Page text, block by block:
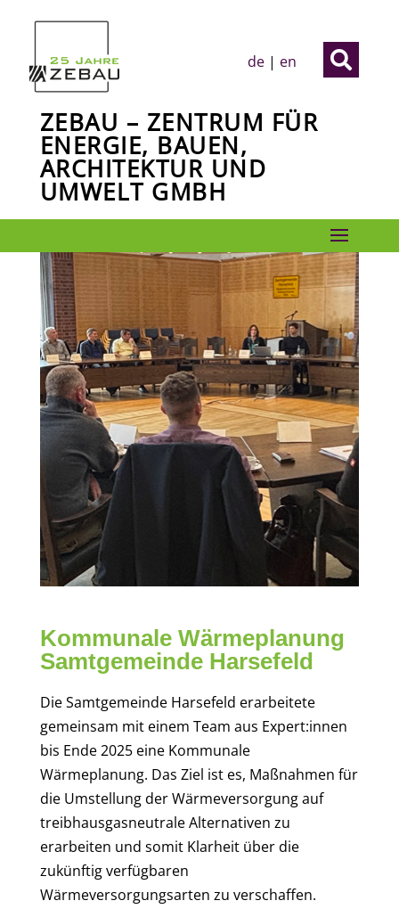

de | en
ZEBAU – ZENTRUM FÜR
ENERGIE, BAUEN,
ARCHITEKTUR UND
UMWELT GMBH
Kommunale Wärmeplanung
Samtgemeinde Harsefeld
Die Samtgemeinde Harsefeld erarbeitete
gemeinsam mit einem Team aus Expert:innen
bis Ende 2025 eine Kommunale
Wärmeplanung. Das Ziel ist es, Maßnahmen für
die Umstellung der Wärmeversorgung auf
treibhausgasneutrale Alternativen zu
erarbeiten und somit Klarheit über die
zukünftig verfügbaren
Wärmeversorgungsarten zu verschaffen.